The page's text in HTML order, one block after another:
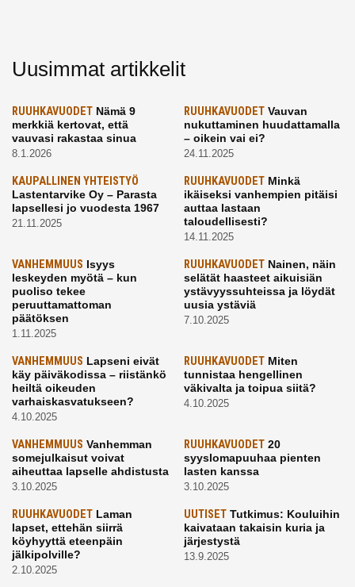
Uusimmat artikkelit
RUUHKAVUODET Nämä 9
merkkiä kertovat, että
vauvasi rakastaa sinua
8.1.2026
RUUHKAVUODETVauvan
nukuttaminen huudattamalla
– oikein vai ei?
24.11.2025
KAUPALLINEN YHTEISTYÖ
Lastentarvike Oy – Parasta
lapsellesi jo vuodesta 1967
21.11.2025
RUUHKAVUODETMinkä
ikäiseksi vanhempien pitäisi
auttaa lastaan
taloudellisesti?
14.11.2025
VANHEMMUUS Isyys
leskeyden myötä – kun
puoliso tekee
peruuttamattoman
päätöksen
1.11.2025
RUUHKAVUODETNainen, näin
selätät haasteet aikuisiän
ystävyyssuhteissa ja löydät
uusia ystäviä
7.10.2025
VANHEMMUUS Lapseni eivät
käy päiväkodissa – riistänkö
heiltä oikeuden
varhaiskasvatukseen?
4.10.2025
RUUHKAVUODETMiten
tunnistaa hengellinen
väkivalta ja toipua siitä?
4.10.2025
VANHEMMUUS Vanhemman
somejulkaisut voivat
aiheuttaa lapselle ahdistusta
3.10.2025
RUUHKAVUODET20
syyslomapuuhaa pienten
lasten kanssa
3.10.2025
RUUHKAVUODET Laman
lapset, ettehän siirrä
köyhyyttä eteenpäin
jälkipolville?
2.10.2025
UUTISETTutkimus: Kouluihin
kaivataan takaisin kuria ja
järjestystä
13.9.2025